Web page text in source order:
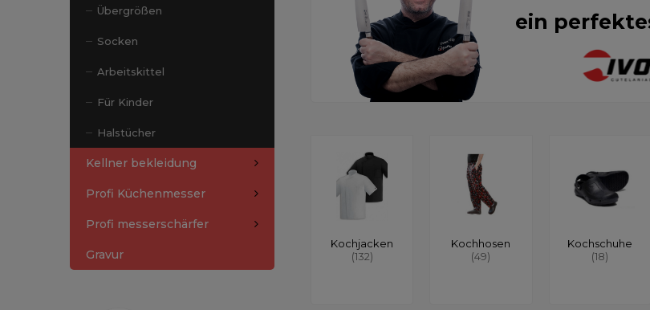
Übergrößen
Socken
Arbeitskittel
Für Kinder
Halstücher
Kellner bekleidung
Profi Küchenmesser
Profi messerschärfer
Gravur
ein
Kochjacken
(132)
Kochhosen
(49)
Kochschuhe
(18)